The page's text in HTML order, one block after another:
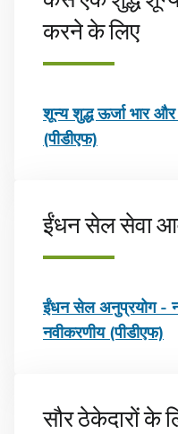
करने के लिए
शून्य शुद्ध ऊर्जा भार
(पीडीएफ)
ईंधन सेल सेवा
ईंधन सेल अनुप्रयोग -
नवीकरणीय (पीडीएफ)
सौर ठेकेदारों के